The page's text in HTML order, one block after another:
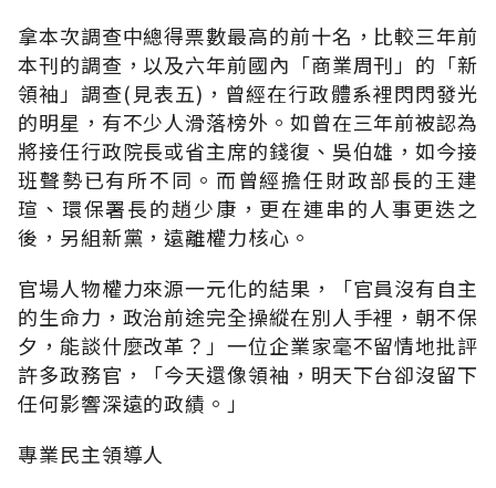
拿本次調查中總得票數最高的前十名，比較三年前
本刊的調查，以及六年前國內「商業周刊」的「新
領袖」調查(見表五)，曾經在行政體系裡閃閃發光
的明星，有不少人滑落榜外。如曾在三年前被認為
將接任行政院長或省主席的錢復、吳伯雄，如今接
班聲勢已有所不同。而曾經擔任財政部長的王建
瑄、環保署長的趙少康，更在連串的人事更迭之
後，另組新黨，遠離權力核心。
官場人物權力來源一元化的結果，「官員沒有自主
的生命力，政治前途完全操縱在別人手裡，朝不保
夕，能談什麼改革？」一位企業家毫不留情地批評
許多政務官，「今天還像領袖，明天下台卻沒留下
任何影響深遠的政績。」
專業民主領導人